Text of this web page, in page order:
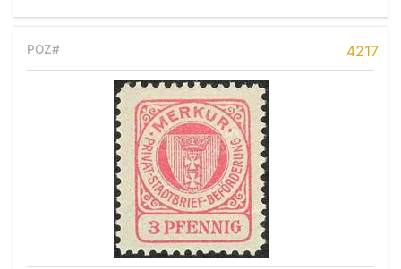
4217